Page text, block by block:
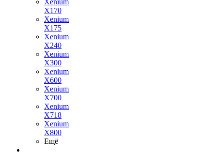
Xenium
X170
Xenium
X175
Xenium
X240
Xenium
X300
Xenium
X600
Xenium
X700
Xenium
X718
Xenium
X800
Ещё